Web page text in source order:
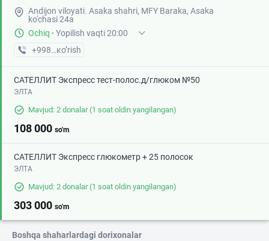
Andijon viloyati. Asaka shahri, MFY Baraka, Asaka
ko'chasi 24a
Ochiq · Yopilish vaqti 20:00
+998 (88) XXX-XX-XX
кo’rish
САТЕЛЛИТ Экспресс тест-полос.д/глюком №50
ЭЛТА
Mavjud: 2 donalar(1 soat oldin yangilangan)
108 000 so'm
САТЕЛЛИТ Экспресс глюкометр + 25 полосок
ЭЛТА
Mavjud: 2 donalar(1 soat oldin yangilangan)
303 000 so'm
Boshqa shaharlardagi dorixonalar